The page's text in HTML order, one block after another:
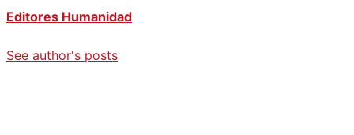
Editores Humanidad
See author's posts